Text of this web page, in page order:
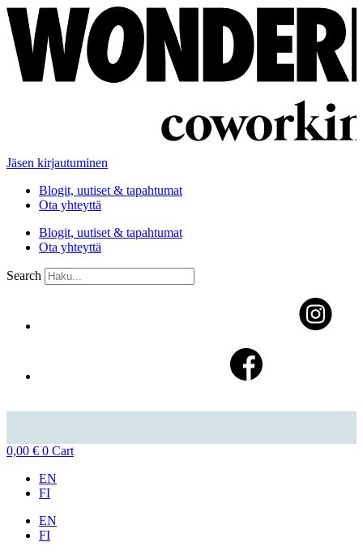
Jäsen kirjautuminen
Blogit, uutiset & tapahtumat
Ota yhteyttä
Blogit, uutiset & tapahtumat
Ota yhteyttä
Search
0,00 € 0 Cart
EN
FI
EN
FI